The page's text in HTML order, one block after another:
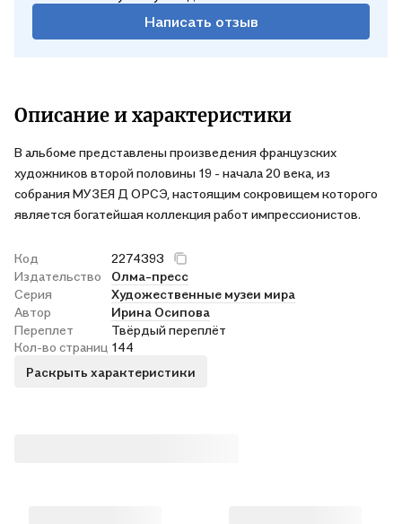
Написать отзыв
Описание и характеристики
В альбоме представлены произведения французских
художников второй половины 19 - начала 20 века, из
собрания МУЗЕЯ Д ОРСЭ, настоящим сокровищем которого
является богатейшая коллекция работ импрессионистов.
Код
2274393
Издательство
Олма-пресс
Серия
Художественные музеи мира
Автор
Ирина Осипова
Переплет
Твёрдый переплёт
Кол-во страниц 144
Раскрыть характеристики